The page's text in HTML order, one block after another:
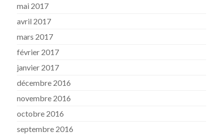
mai 2017
avril 2017
mars 2017
février 2017
janvier 2017
décembre 2016
novembre 2016
octobre 2016
septembre 2016